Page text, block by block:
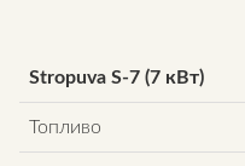
Stropuva S-7 (7 кВт)
Топливо